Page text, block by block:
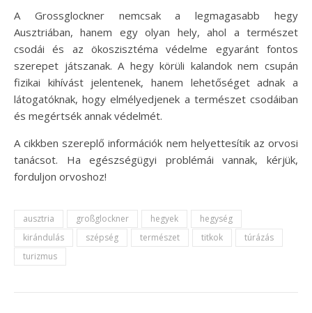
A Grossglockner nemcsak a legmagasabb hegy
Ausztriában, hanem egy olyan hely, ahol a természet
csodái és az ökoszisztéma védelme egyaránt fontos
szerepet játszanak. A hegy körüli kalandok nem csupán
fizikai kihívást jelentenek, hanem lehetőséget adnak a
látogatóknak, hogy elmélyedjenek a természet csodáiban
és megértsék annak védelmét.
A cikkben szereplő információk nem helyettesítik az orvosi
tanácsot. Ha egészségügyi problémái vannak, kérjük,
forduljon orvoshoz!
ausztria großglockner hegyek
hegység
kirándulás
szépség természet titkok
túrázás
turizmus